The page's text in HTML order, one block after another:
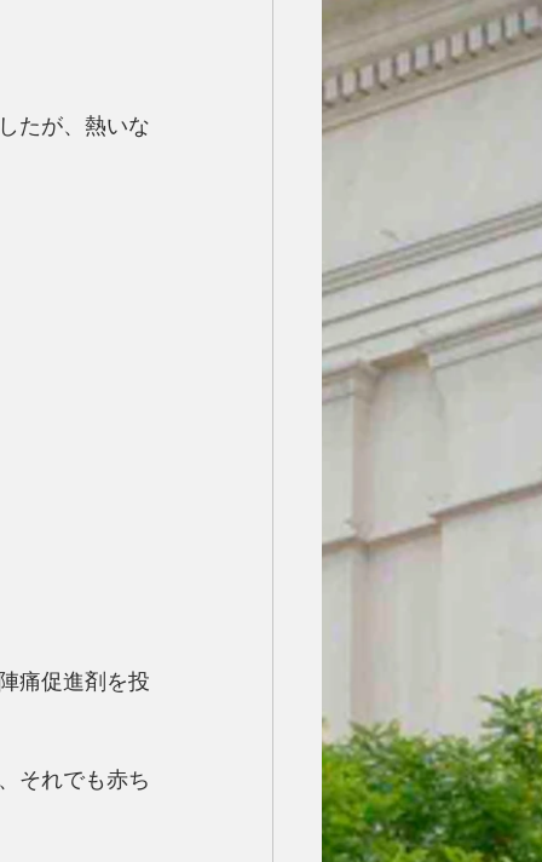
たが、熱いな
痛促進剤を投
それでも赤ち